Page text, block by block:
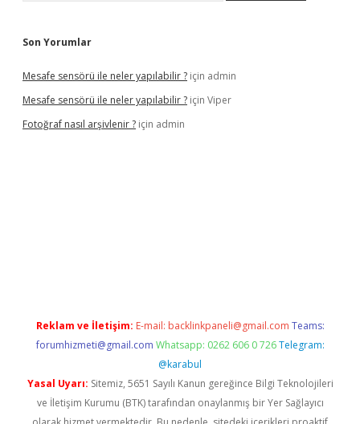
Son Yorumlar
Mesafe sensörü ile neler yapılabilir ? için admin
Mesafe sensörü ile neler yapılabilir ? için Viper
Fotoğraf nasıl arşivlenir ? için admin
Reklam ve İletişim: E-mail: backlinkpaneli@gmail.com Teams:
forumhizmeti@gmail.com Whatsapp: 0262 606 0 726 Telegram:
@karabul
Yasal Uyarı: Sitemiz, 5651 Sayılı Kanun gereğince Bilgi Teknolojileri
ve İletişim Kurumu (BTK) tarafından onaylanmış bir Yer Sağlayıcı